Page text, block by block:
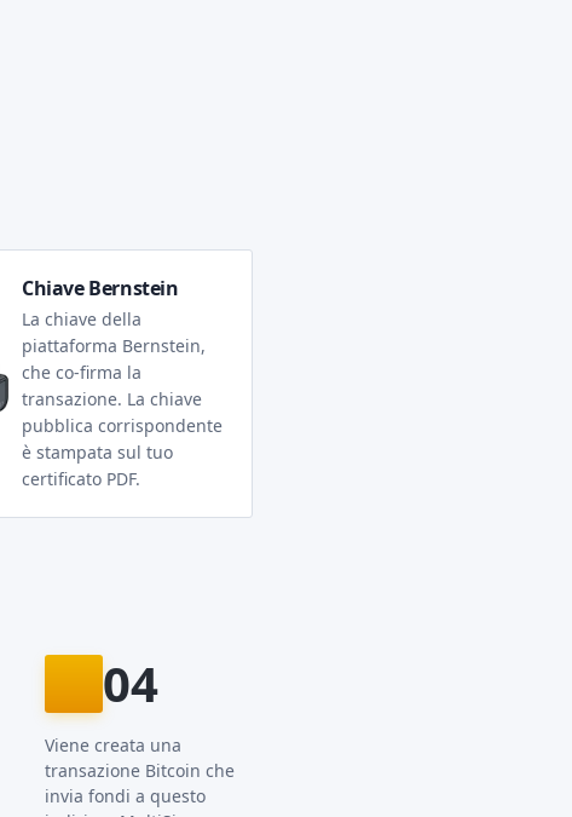
Chiave Bernstein
La chiave della
piattaforma Bernstein,
che co-firma la
transazione. La chiave
pubblica corrispondente
è stampata sul tuo
certificato PDF.
04
Viene creata una
transazione Bitcoin che
invia fondi a questo